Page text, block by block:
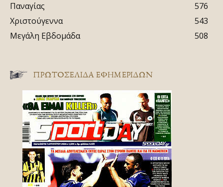
Παναγίας
576
Χριστούγεννα
543
Μεγάλη Εβδομάδα
508
ΠΡΩΤΟΣΈΛΙΔΑ ΕΦΗΜΕΡΊΔΩΝ